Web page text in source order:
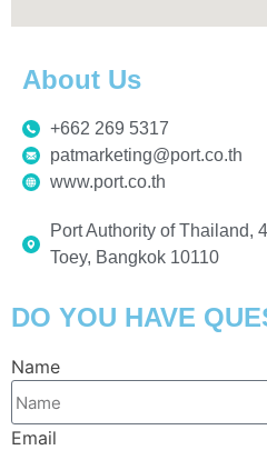
About Us
+662 269 5317
patmarketing@port.co.th
www.port.co.th
Port Authority of Thailand,
Toey, Bangkok 10110
DO YOU HAVE
Name
Email